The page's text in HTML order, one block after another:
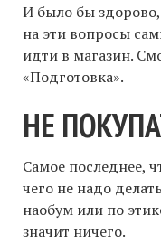
И было бы
на эти вопросы
идти в магазин.
«Подготовка».
НЕ
Самое последнее,
чего не надо
наобум или по
значит ничего.